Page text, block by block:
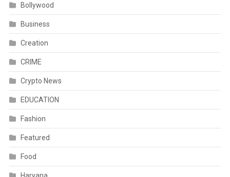
Bollywood
Business
Creation
CRIME
Crypto News
EDUCATION
Fashion
Featured
Food
Haryana